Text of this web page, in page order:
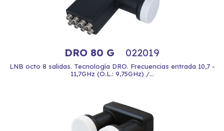
DRO 80 G 022019
LNB octo 8 salidas. Tecnología DRO. Frecuencias entrada 10,7 -
11,7GHz (O.L.: 9,75GHz) /...